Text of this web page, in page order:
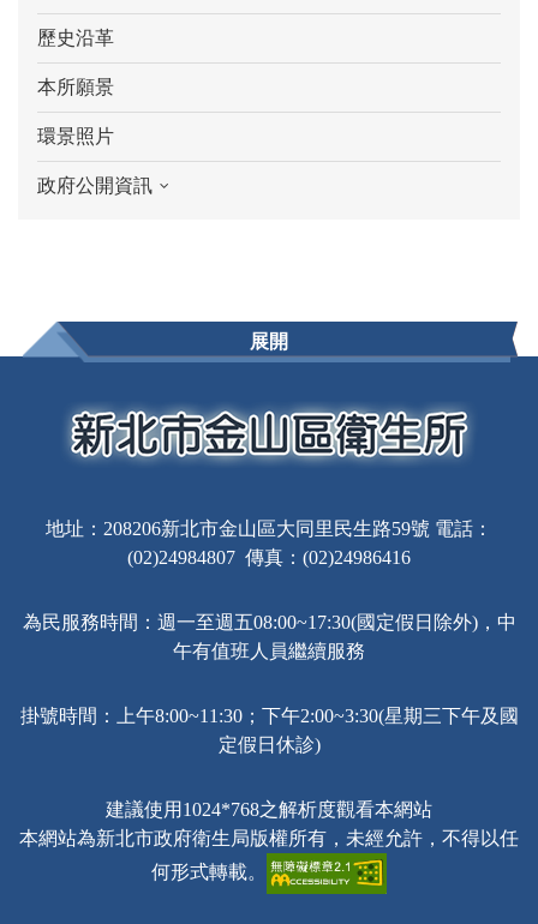
歷史沿革
本所願景
環景照片
政府公開資訊
展開
地址：208206新北市金山區大同里民生路59號 電話：
(02)24984807 傳真：(02)24986416
為民服務時間：週一至週五08:00~17:30(國定假日除外)，中
午有值班人員繼續服務
掛號時間：上午8:00~11:30；下午2:00~3:30(星期三下午及國
定假日休診)
建議使用1024*768之解析度觀看本網站
本網站為新北市政府衛生局版權所有，未經允許，不得以任
何形式轉載。